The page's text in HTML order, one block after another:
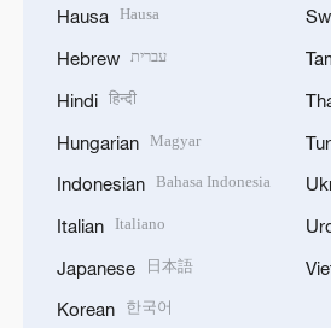
Hausa Hausa
Hebrew עברית
Hindi हिन्दी
Hungarian Magyar
Indonesian Bahasa Indonesia
Italian Italiano
Japanese 日本語
Korean 한국어